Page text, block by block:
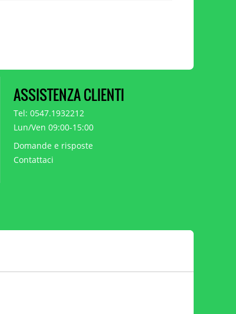
ASSISTENZA CLIENTI
Tel: 0547.1932212
Lun/Ven 09:00-15:00
Domande e risposte
Contattaci